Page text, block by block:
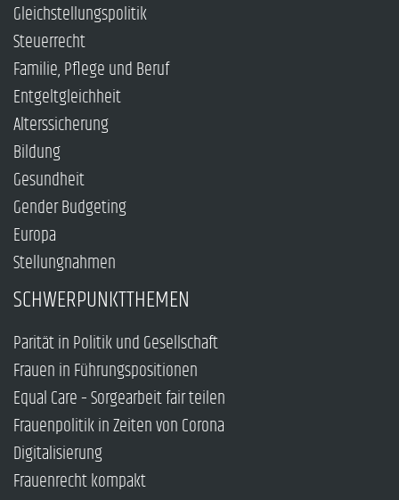
Gleichstellungspolitik
Steuerrecht
Familie, Pflege und Beruf
Entgeltgleichheit
Alterssicherung
Bildung
Gesundheit
Gender Budgeting
Europa
Stellungnahmen
SCHWERPUNKTTHEMEN
Parität in Politik und Gesellschaft
Frauen in Führungspositionen
Equal Care – Sorgearbeit fair teilen
Frauenpolitik in Zeiten von Corona
Digitalisierung
Frauenrecht kompakt